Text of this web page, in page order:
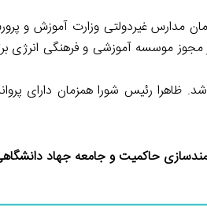
مدارس غیردولتی وزارت آموزش و
خرداد سال جاری اقدام به صدور مجوز موسسه آموزشی و
ظاهرا رئیس شورا همزمان دارای
حاکمیت و جامعه جهاد دانشگاهی ـ ۲۵